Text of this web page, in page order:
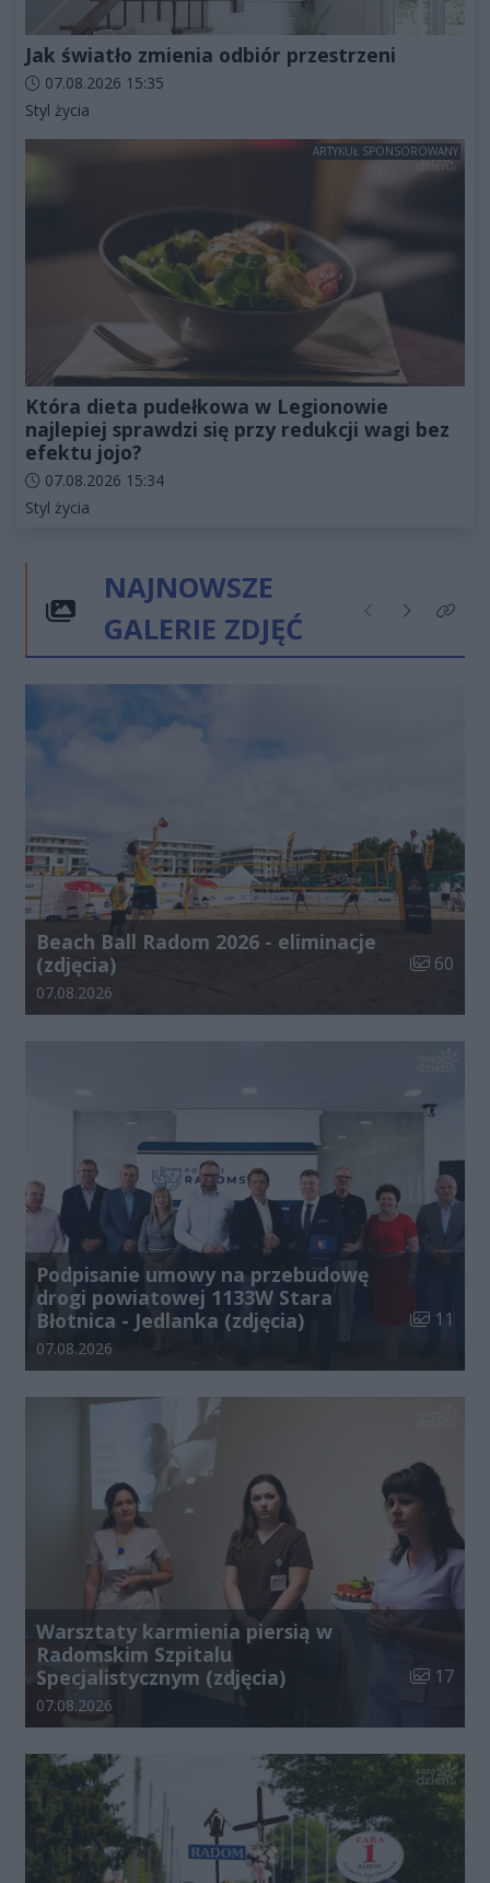
Jak światło zmienia odbiór przestrzeni
Data dodania artykułu:
07.08.2026 15:35
Kategorie artykułu:
Styl życia
ARTYKUŁ SPONSOROWANY
Która dieta pudełkowa w Legionowie
najlepiej sprawdzi się przy redukcji wagi bez
efektu jojo?
Data dodania artykułu:
07.08.2026 15:34
Kategorie artykułu:
Styl życia
NAJNOWSZE
GALERIE ZDJĘĆ
Poprzednie
NastępneKliknij
Beach Ball Radom 2026 - eliminacje
(zdjęcia)
Liczba
60
Data dodania galerii:
07.08.2026
Podpisanie umowy na przebudowę
drogi powiatowej 1133W Stara
Błotnica - Jedlanka (zdjęcia)
Liczba
11
Data dodania galerii:
07.08.2026
Warsztaty karmienia piersią w
Radomskim Szpitalu
Specjalistycznym (zdjęcia)
Liczba
17
Data dodania galerii:
07.08.2026